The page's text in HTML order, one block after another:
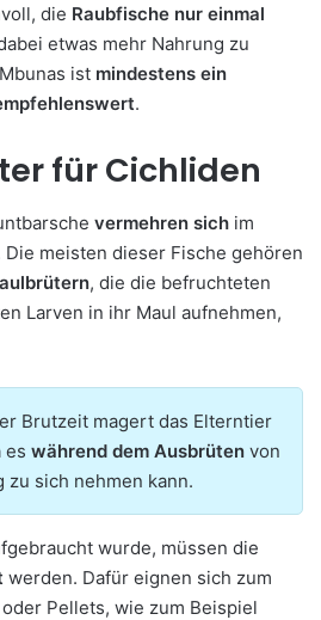
die Raubfische nur einmal
etwas mehr Nahrung zu
ist mindestens ein
.
für Cichliden
vermehren sich im
Die meisten dieser Fische gehören
, die die befruchteten
Larven in ihr Maul aufnehmen,
Brutzeit magert das Elterntier
es während dem Ausbrüten von
zu sich nehmen kann.
wurde, müssen die
werden. Dafür eignen sich zum
Pellets, wie zum Beispiel